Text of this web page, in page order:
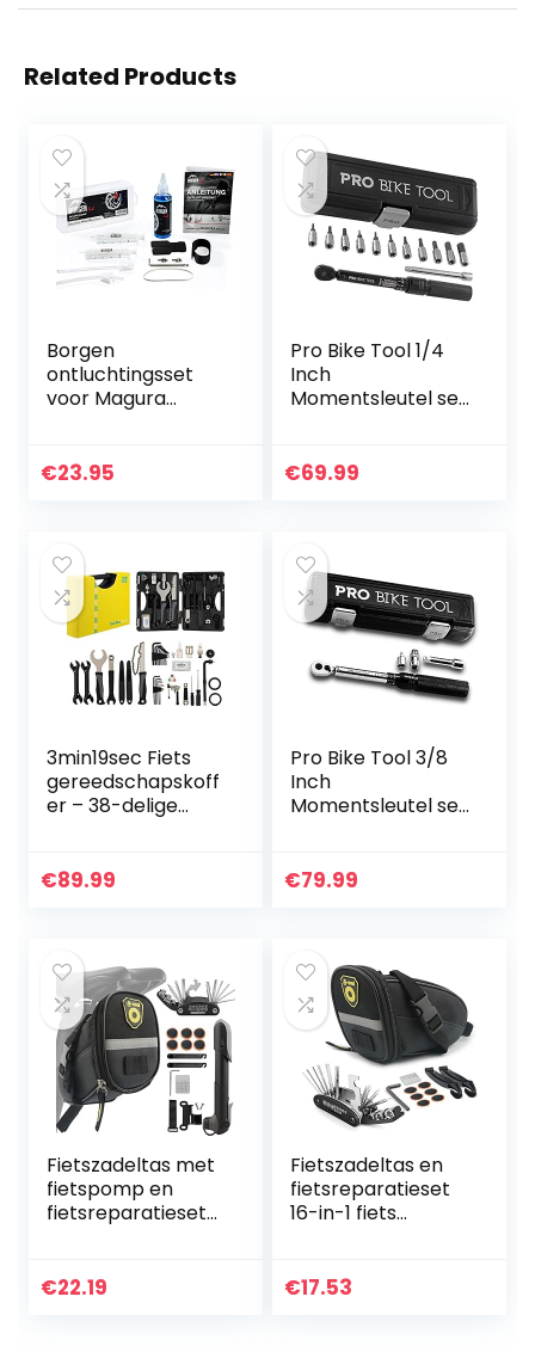
Related Products
Borgen
ontluchtingsset
voor Magura
fietsremonderhou
€23.95
Pro Bike Tool 1/4
Inch
Momentsleutel set
Onderhoudsset
€69.99
3min19sec Fiets
gereedschapskoff
er – 38-delige
met
€89.99
Pro Bike Tool 3/8
Inch
Momentsleutel set
Onderhoudsset
€79.99
Fietszadeltas met
fietspomp en
fietsreparatieset
noodgereedschap
€22.19
Fietszadeltas en
fietsreparatieset
16-in-1 fiets
noodgereedschap
€17.53